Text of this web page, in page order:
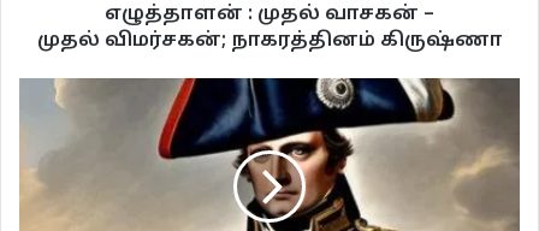
எழுத்தாளன் : முதல் வாசகன் –
முதல் விமர்சகன்; நாகரத்தினம் கிருஷ்ணா